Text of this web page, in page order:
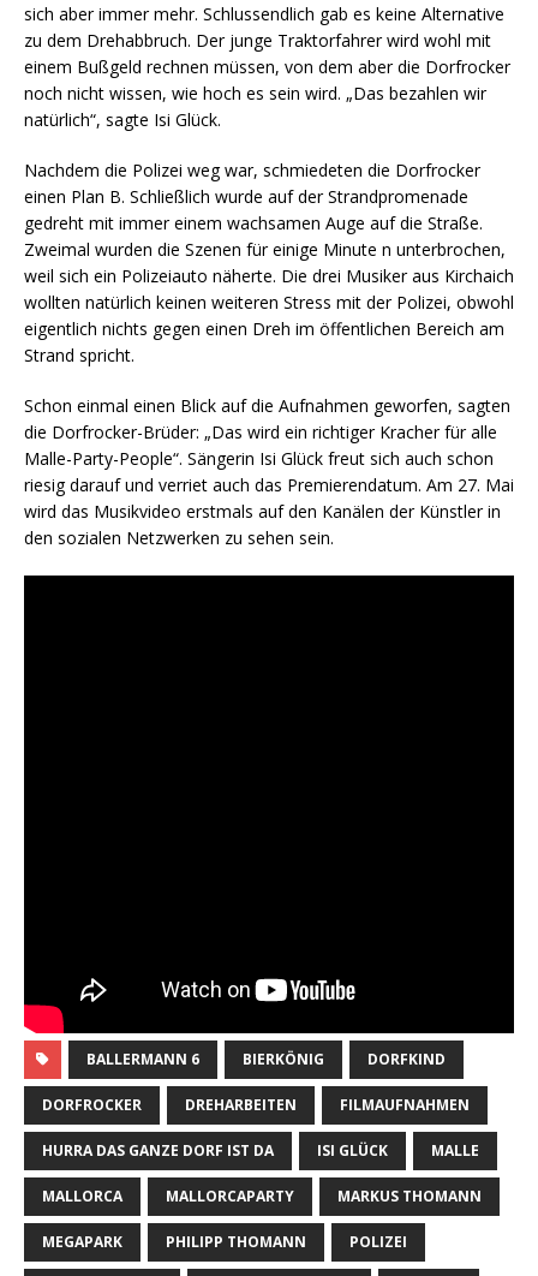
sich aber immer mehr. Schlussendlich gab es keine Alternative
zu dem Drehabbruch. Der junge Traktorfahrer wird wohl mit
einem Bußgeld rechnen müssen, von dem aber die Dorfrocker
noch nicht wissen, wie hoch es sein wird. „Das bezahlen wir
natürlich“, sagte Isi Glück.
Nachdem die Polizei weg war, schmiedeten die Dorfrocker
einen Plan B. Schließlich wurde auf der Strandpromenade
gedreht mit immer einem wachsamen Auge auf die Straße.
Zweimal wurden die Szenen für einige Minute n unterbrochen,
weil sich ein Polizeiauto näherte. Die drei Musiker aus Kirchaich
wollten natürlich keinen weiteren Stress mit der Polizei, obwohl
eigentlich nichts gegen einen Dreh im öffentlichen Bereich am
Strand spricht.
Schon einmal einen Blick auf die Aufnahmen geworfen, sagten
die Dorfrocker-Brüder: „Das wird ein richtiger Kracher für alle
Malle-Party-People“. Sängerin Isi Glück freut sich auch schon
riesig darauf und verriet auch das Premierendatum. Am 27. Mai
wird das Musikvideo erstmals auf den Kanälen der Künstler in
den sozialen Netzwerken zu sehen sein.
BALLERMANN 6 BIERKÖNIG DORFKIND
DORFROCKER DREHARBEITEN FILMAUFNAHMEN
HURRA DAS GANZE DORF IST DA ISI GLÜCK MALLE
MALLORCA MALLORCAPARTY MARKUS THOMANN
MEGAPARK PHILIPP THOMANN POLIZEI